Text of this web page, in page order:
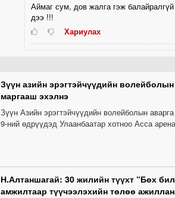
Аймаг сум, дов жалга гэж
дээ !!!
Хариулах
Зүүн азийн эрэгтэйчүүдийн
маргааш эхэлнэ
Зүүн Азийн эрэгтэйчүүдийн волейболын
9-ний өдрүүдэд Улаанбаатар хотноо Асса
Н.Алтаншагай: 30 жилийн түүхт “Бөх
амжилтаар түүчээлэхийн төлөө